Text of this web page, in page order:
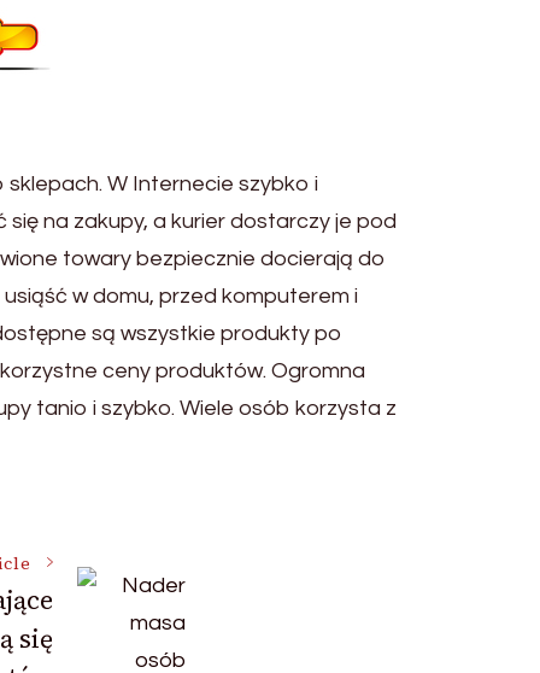
W Internecie szybko i
na zakupy, a kurier dostarczy je pod
towary bezpiecznie docierają do
w domu, przed komputerem i
są wszystkie produkty po
ceny produktów. Ogromna
tanio i szybko. Wiele osób korzysta z
się